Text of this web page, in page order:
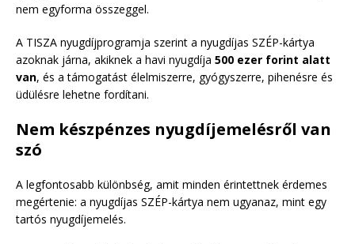
nem egyforma összeggel.
A TISZA nyugdíjprogramja szerint a nyugdíjas SZÉP-kártya
azoknak járna, akiknek a havi nyugdíja 500 ezer forint alatt
van, és a támogatást élelmiszerre, gyógyszerre, pihenésre és
üdülésre lehetne fordítani.
Nem készpénzes nyugdíjemelésről van
szó
A legfontosabb különbség, amit minden érintettnek érdemes
megértenie: a nyugdíjas SZÉP-kártya nem ugyanaz, mint egy
tartós nyugdíjemelés.